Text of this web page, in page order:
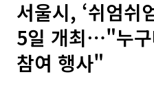
서울시, ‘쉬엄쉬
5일 개최⋯"누구
참여 행사"